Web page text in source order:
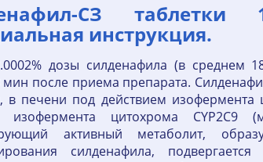
СЗ
инструкция.
дозы силденафила (в среднем
мин после приема препарата.
в печени под действием изофермента
цитохрома CYP2C9
активный метаболит,
силденафила,